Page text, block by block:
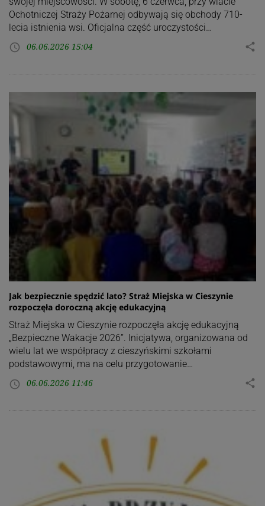
Ochotniczej Straży Pożarnej odbywają się obchody 710-
lecia istnienia wsi. Oficjalna część uroczystości…
access_time 06.06.2026 15:04 share
Jak bezpiecznie spędzić lato? Straż Miejska w Cieszynie
rozpoczęła doroczną akcję edukacyjną
Straż Miejska w Cieszynie rozpoczęła akcję edukacyjną
„Bezpieczne Wakacje 2026”. Inicjatywa, organizowana od
wielu lat we współpracy z cieszyńskimi szkołami
podstawowymi, ma na celu przygotowanie…
access_time 06.06.2026 11:46 share